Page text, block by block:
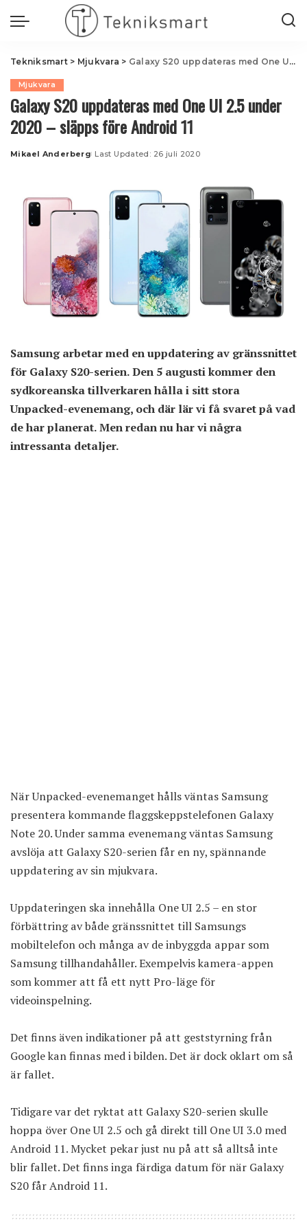
Tekniksmart> Mjukvara > Galaxy S20 uppdateras med One UI 2.5 under 2020 – släpps före Android 11
Mjukvara
Galaxy S20 uppdateras med One UI 2.5 under
2020 – släpps före Android 11
Posted
Mikael Anderberg Last Updated: 26 juli 2020
Samsung arbetar med en uppdatering av gränssnittet
för Galaxy S20-serien. Den 5 augusti kommer den
sydkoreanska tillverkaren hålla i sitt stora
Unpacked-evenemang, och där lär vi få svaret på vad
de har planerat. Men redan nu har vi några
intressanta detaljer.
När Unpacked-evenemanget hålls väntas Samsung
presentera kommande flaggskeppstelefonen Galaxy
Note 20. Under samma evenemang väntas Samsung
avslöja att Galaxy S20-serien får en ny, spännande
uppdatering av sin mjukvara.
Uppdateringen ska innehålla One UI 2.5 – en stor
förbättring av både gränssnittet till Samsungs
mobiltelefon och många av de inbyggda appar som
Samsung tillhandahåller. Exempelvis kamera-appen
som kommer att få ett nytt Pro-läge för
videoinspelning.
Det finns även indikationer på att geststyrning från
Google kan finnas med i bilden. Det är dock oklart om så
är fallet.
Tidigare var det ryktat att Galaxy S20-serien skulle
hoppa över One UI 2.5 och gå direkt till One UI 3.0 med
Android 11. Mycket pekar just nu på att så alltså inte
blir fallet. Det finns inga färdiga datum för när Galaxy
S20 får Android 11.